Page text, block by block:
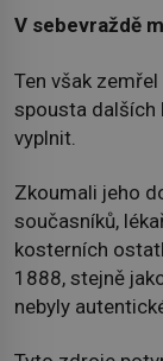
V sebevraždě
Ten však
spousta dalších
vyplnit.
Zkoumali jeho
současníků,
kosterních
1888, stejně
nebyly